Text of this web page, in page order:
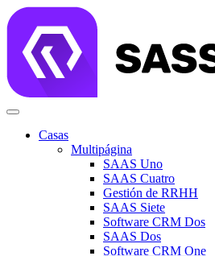
Casas
Multipágina
SAAS Uno
SAAS Cuatro
Gestión de RRHH
SAAS Siete
Software CRM Dos
SAAS Dos
Software CRM One